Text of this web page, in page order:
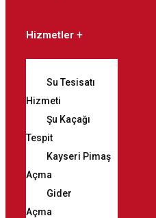
Hizmetler
Su Tesisatı
Hizmeti
Şu Kaçağı
Tespit
Kayseri Pimaş
Açma
Gider
Açma